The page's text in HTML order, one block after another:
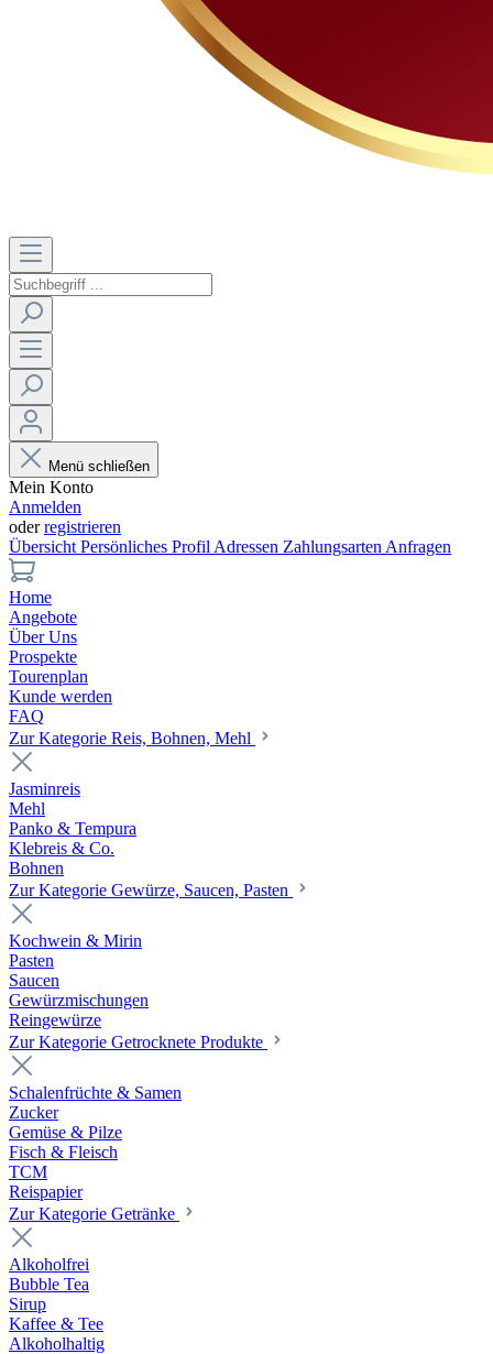
Menü schließen
Mein Konto
Anmelden
oderregistrieren
Übersicht Persönliches Profil Adressen Zahlungsarten Anfragen
Home
Angebote
Über Uns
Prospekte
Tourenplan
Kunde werden
FAQ
Zur Kategorie Reis, Bohnen, Mehl
Jasminreis
Mehl
Panko & Tempura
Klebreis & Co.
Bohnen
Zur Kategorie Gewürze, Saucen, Pasten
Kochwein & Mirin
Pasten
Saucen
Gewürzmischungen
Reingewürze
Zur Kategorie Getrocknete Produkte
Schalenfrüchte & Samen
Zucker
Gemüse & Pilze
Fisch & Fleisch
TCM
Reispapier
Zur Kategorie Getränke
Alkoholfrei
Bubble Tea
Sirup
Kaffee & Tee
Alkoholhaltig